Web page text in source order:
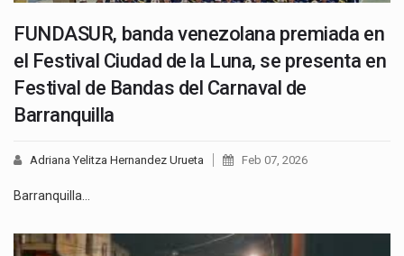
FUNDASUR, banda venezolana premiada en
el Festival Ciudad de la Luna, se presenta en
Festival de Bandas del Carnaval de
Barranquilla
Adriana Yelitza Hernandez Urueta Feb 07, 2026
Barranquilla…